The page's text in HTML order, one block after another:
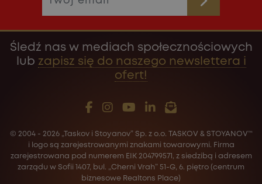
Śledź nas w mediach społecznościowych
lub zapisz się do naszego newslettera i
ofert!
© 2004 - 2026 „Taskov i Stoyanov” Sp. z o.o. TASKOV & STOYANOV™
i logo są zarejestrowanymi znakami towarowymi. Firma
zarejestrowana pod numerem EIK 204799571, z siedzibą i adresem
zarządu w Sofii 1407, bul. „Cherni Vrah” 51-G, 6. piętro (centrum
biznesowe Realtons Place)